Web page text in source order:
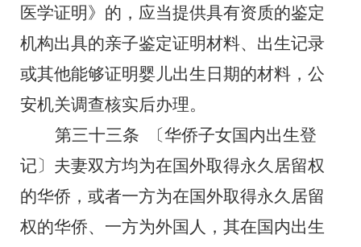
医学证明》的，应当提供具有资质的鉴定
机构出具的亲子鉴定证明材料、 出生记录
或其他能够证明婴儿出生日期的材料，公
安机关调查核实后办理。
第三十三条
〔华侨子女国内出生登
记〕 夫妻双方均为在国外取得永久居留权
的华侨，或者一方为在国外取得永久居留
权的华侨、一方为外国人，其在国内出生